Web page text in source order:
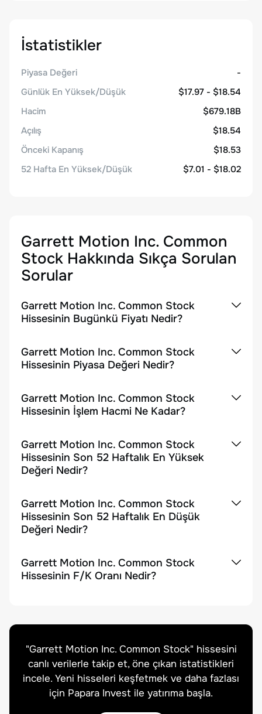
İstatistikler
Piyasa Değeri
-
Günlük En Yüksek/Düşük
$17.97 - $18.54
Hacim
$679.18B
Açılış
$18.54
Önceki Kapanış
$18.53
52 Hafta En Yüksek/Düşük
$7.01 - $18.02
Garrett Motion Inc. Common
Stock Hakkında Sıkça Sorulan
Sorular
Garrett Motion Inc. Common Stock
Hissesinin Bugünkü Fiyatı Nedir?
Garrett Motion Inc. Common Stock
Hissesinin Piyasa Değeri Nedir?
Garrett Motion Inc. Common Stock
Hissesinin İşlem Hacmi Ne Kadar?
Garrett Motion Inc. Common Stock
Hissesinin Son 52 Haftalık En Yüksek
Değeri Nedir?
Garrett Motion Inc. Common Stock
Hissesinin Son 52 Haftalık En Düşük
Değeri Nedir?
Garrett Motion Inc. Common Stock
Hissesinin F/K Oranı Nedir?
"Garrett Motion Inc. Common Stock" hissesini
canlı verilerle takip et, öne çıkan istatistikleri
incele. Yeni hisseleri keşfetmek ve daha fazlası
için Papara Invest ile yatırıma başla.